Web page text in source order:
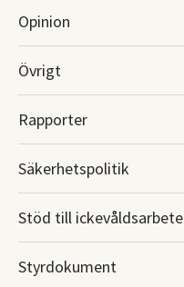
Opinion
Övrigt
Rapporter
Säkerhetspolitik
Stöd till ickevåldsarbete
Styrdokument